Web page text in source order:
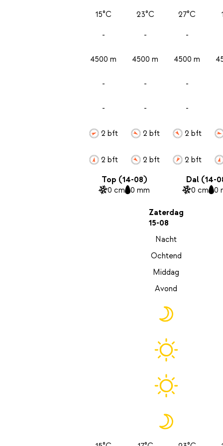
15°C
-
4500 m
-
-
2 bft
2 bft
23°C
-
4500 m
-
-
2 bft
2 bft
27°C
-
4500 m
-
-
2 bft
2 bft
Top (14-08)
0 cm 0 mm
Dal (14-
0 cm 0
Zaterdag
15-08
Nacht
Ochtend
Middag
Avond